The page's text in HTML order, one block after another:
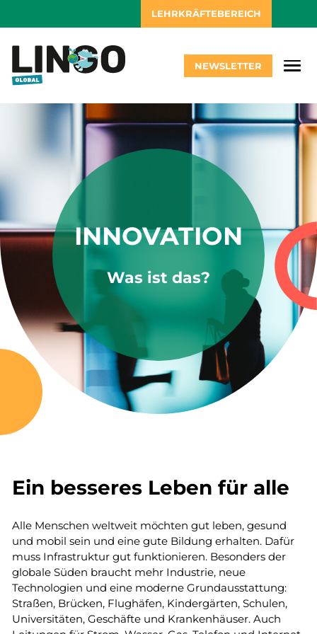
LEHRKRÄFTEBEREICH
NEWSLETTER
INNOVATION
Was ist das?
Ein besseres Leben für alle
Alle Menschen weltweit möchten gut leben, gesund
und mobil sein und eine gute Bildung erhalten. Dafür
muss Infrastruktur gut funktionieren. Besonders der
globale Süden braucht mehr Industrie, neue
Technologien und eine moderne Grundausstattung:
Straßen, Brücken, Flughäfen, Kindergärten, Schulen,
Universitäten, Geschäfte und Krankenhäuser. Auch